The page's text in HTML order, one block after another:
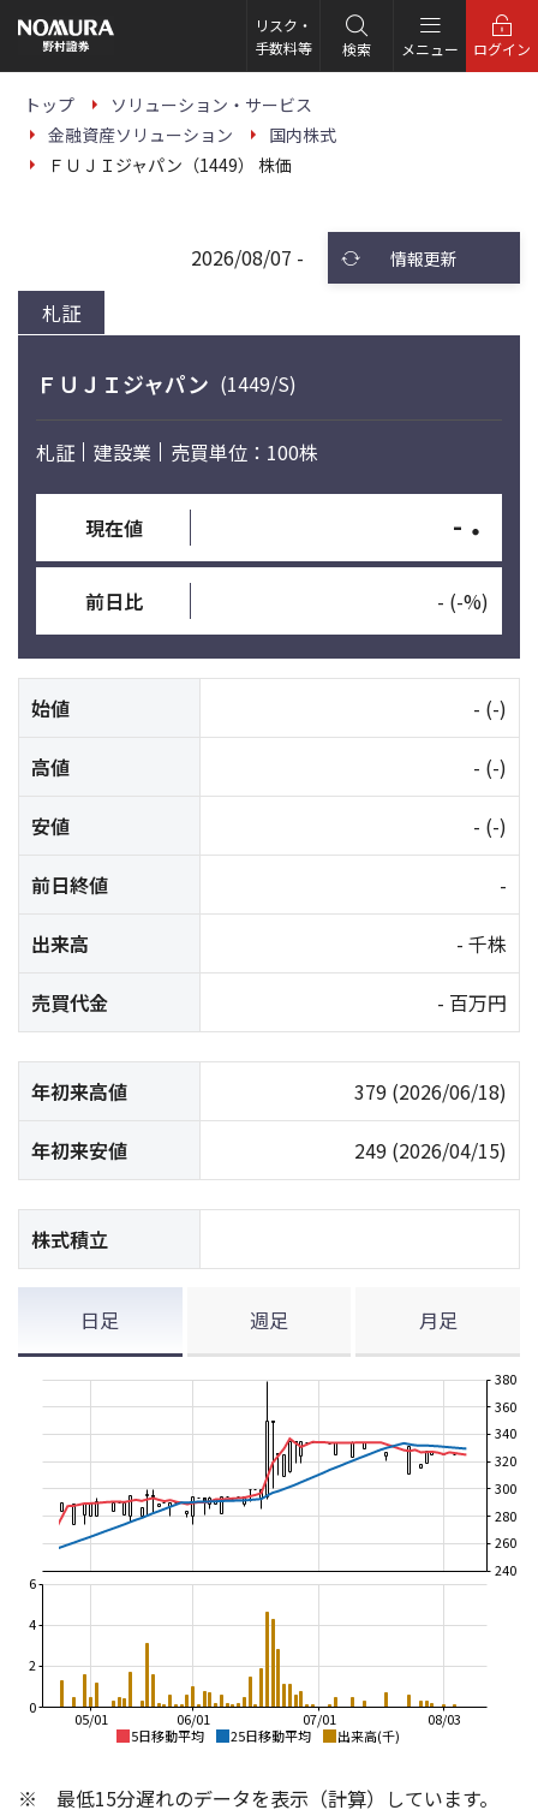
の
ー
リスク・
手数料等
検索 メニュー ログイン
トップ
ソリューション・サービス
金融資産ソリューション
国内株式
ＦＵＪＩジャパン（1449） 株価
札証
2026/08/07 - 情報更新
ＦＵＪＩジャパン (1449/S)
札証 建設業 売買単位：100株
現在値 - ・
前日比 - (-%)
始値 - (-)
高値 - (-)
安値 - (-)
前日終値 -
出来高 - 千株
売買代金 - 百万円
年初来高値 379 (2026/06/18)
年初来安値 249 (2026/04/15)
株式積立
日足 週足 月足
5日移動平均 25日移動平均 出来高(千)
08/03
07/01
06/01
05/01
240
260
280
300
320
340
360
380
0
2
4
6
最低15分遅れのデータを表示（計算）しています。